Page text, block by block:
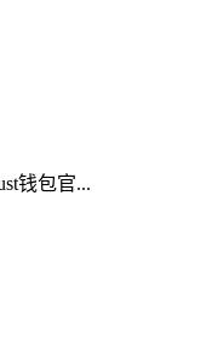
钱包官...